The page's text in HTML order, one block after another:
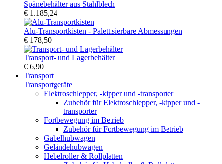
Spänebehälter aus Stahlblech
€ 1.185,24
Alu-Transportkisten - Palettisierbare Abmessungen
€ 178,50
Transport- und Lagerbehälter
€ 6,90
Transport
Transportgeräte
Elektroschlepper, -kipper und -transporter
Zubehör für Elektroschlepper, -kipper und -
transporter
Fortbewegung im Betrieb
Zubehör für Fortbewegung im Betrieb
Gabelhubwagen
Geländehubwagen
Hebelroller & Rollplatten